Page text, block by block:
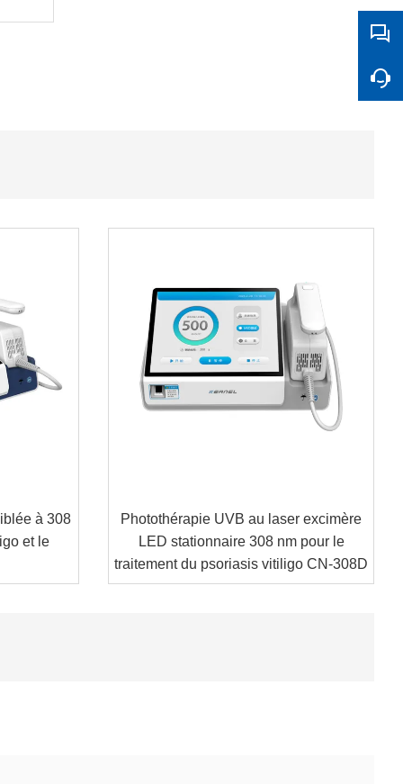
à 308
et le
Photothérapie UVB au laser excimère
LED stationnaire 308 nm pour le
traitement du psoriasis vitiligo CN-308D